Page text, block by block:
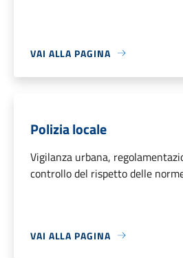
VAI ALLA PAGINA
Polizia locale
Vigilanza urbana,
controllo del rispetto delle
VAI ALLA PAGINA